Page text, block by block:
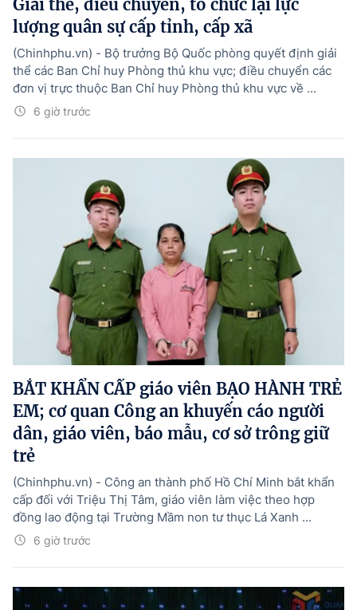
Giải thể, điều chuyển, tổ chức lại lực
lượng quân sự cấp tỉnh, cấp xã
6 giờ trước
(Chinhphu.vn) - Bộ trưởng Bộ Quốc phòng quyết định giải
thể các Ban Chỉ huy Phòng thủ khu vực; điều chuyển các
đơn vị trực thuộc Ban Chỉ huy Phòng thủ khu vực về ...
BẮT KHẨN CẤP giáo viên BẠO HÀNH TRẺ
EM; cơ quan Công an khuyến cáo người
dân, giáo viên, báo mẫu, cơ sở trông giữ
trẻ
6 giờ trước
(Chinhphu.vn) - Công an thành phố Hồ Chí Minh bắt khẩn
cấp đối với Triệu Thị Tâm, giáo viên làm việc theo hợp
đồng lao động tại Trường Mầm non tư thục Lá Xanh ...